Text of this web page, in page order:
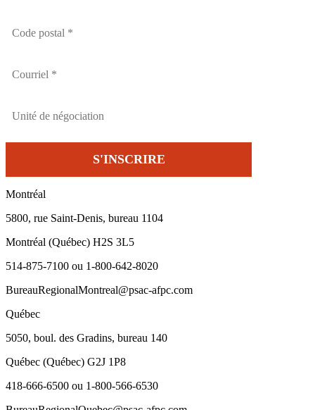
Montréal
5800, rue Saint-Denis, bureau 1104
Montréal (Québec) H2S 3L5
514-875-7100 ou 1-800-642-8020
BureauRegionalMontreal@psac-afpc.com
Québec
5050, boul. des Gradins, bureau 140
Québec (Québec) G2J 1P8
418-666-6500 ou 1-800-566-6530